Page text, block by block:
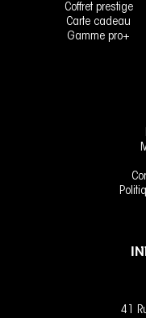
Coffret prestige
Carte cadeau
Gamme pro+
41